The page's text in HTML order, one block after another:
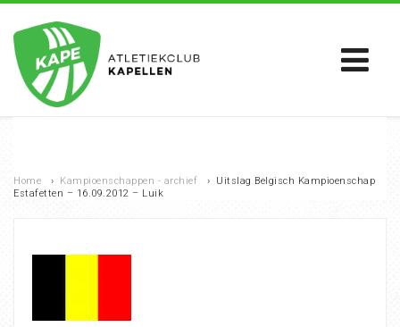
Home › Kampioenschappen - archief › Uitslag Belgisch Kampioenschap
Estafetten – 16.09.2012 – Luik